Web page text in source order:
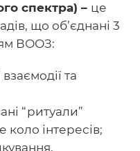
спектра) – це
що об’єднані 3
ВООЗ:
та
“ритуали”
інтересів;